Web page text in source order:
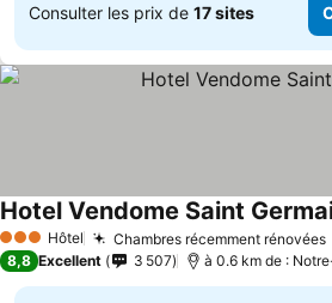
Consulter les prix de 17 sites
3 ÉtoilesHôtel Chambres récemment rénovées
Hotel Vendome Saint
8,8 Excellent 3 507 à 0.6 km de :